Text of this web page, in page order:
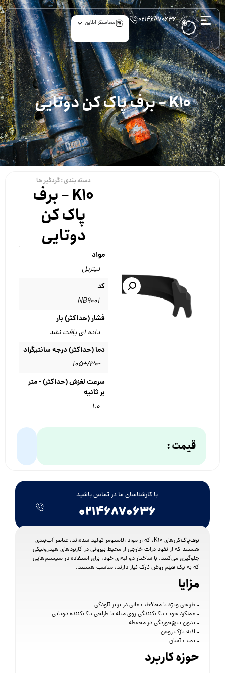
۰۲۱۴۶۸۷۰۶۳۶ محاسبگر آنلاین
K10 – برف پاک کن دوتایی
دسته بندی :گردگیر ها
K10 – برف
پاک کن
دوتایی
مواد
نیتریل
کد
NB9001
فشار (حداکثر) بار
داده ای یافت نشد
دما (حداکثر) درجه سانتیگراد
-۳۰/+۱۰۵
سرعت لغزش (حداکثر) - متر
بر ثانیه
۱.۰
قیمت :
با کارشناسان ما در تماس باشید
۰۲۱۴۶۸۷۰۶۳۶
برف‌پاک‌کن‌های K10، که از مواد الاستومر تولید شده‌اند، عناصر آب‌بندی
هستند که از نفوذ ذرات خارجی از محیط بیرونی در کاربردهای هیدرولیکی
جلوگیری می‌کنند. با ساختار دو لبه‌ای خود، برای استفاده در سیستم‌هایی
که به یک فیلم روغن نازک نیاز دارند، مناسب هستند.
مزایا
• طراحی ویژه با محافظت عالی در برابر آلودگی
• عملکرد خوب پاک‌کنندگی روی میله با طراحی پاک‌کننده دوتایی
• بدون پیچ‌خوردگی در محفظه
• لایه نازک روغن
• نصب آسان
حوزه کاربرد